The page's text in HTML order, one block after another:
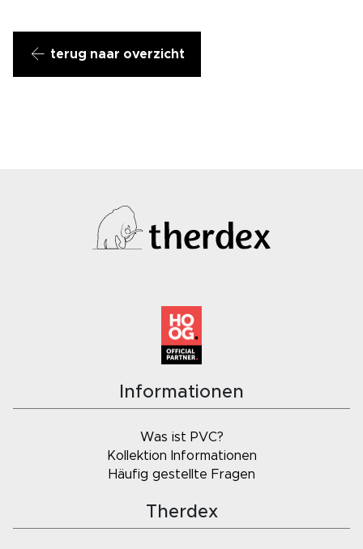
terug naar overzicht
Informationen
Was ist PVC?
Kollektion Informationen
Häufig gestellte Fragen
Therdex